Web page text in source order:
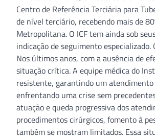
Centro de Referência Terciária para
de nível terciário, recebendo mais de
Metropolitana. O ICF tem ainda sob
indicação de seguimento
Nos últimos anos, com a ausência de
situação crítica. A equipe médica do
resistente, garantindo um atendimento
enfrentando uma crise sem
atuação e queda progressiva dos
procedimentos cirúrgicos, fomento à
também se mostram limitados. Essa